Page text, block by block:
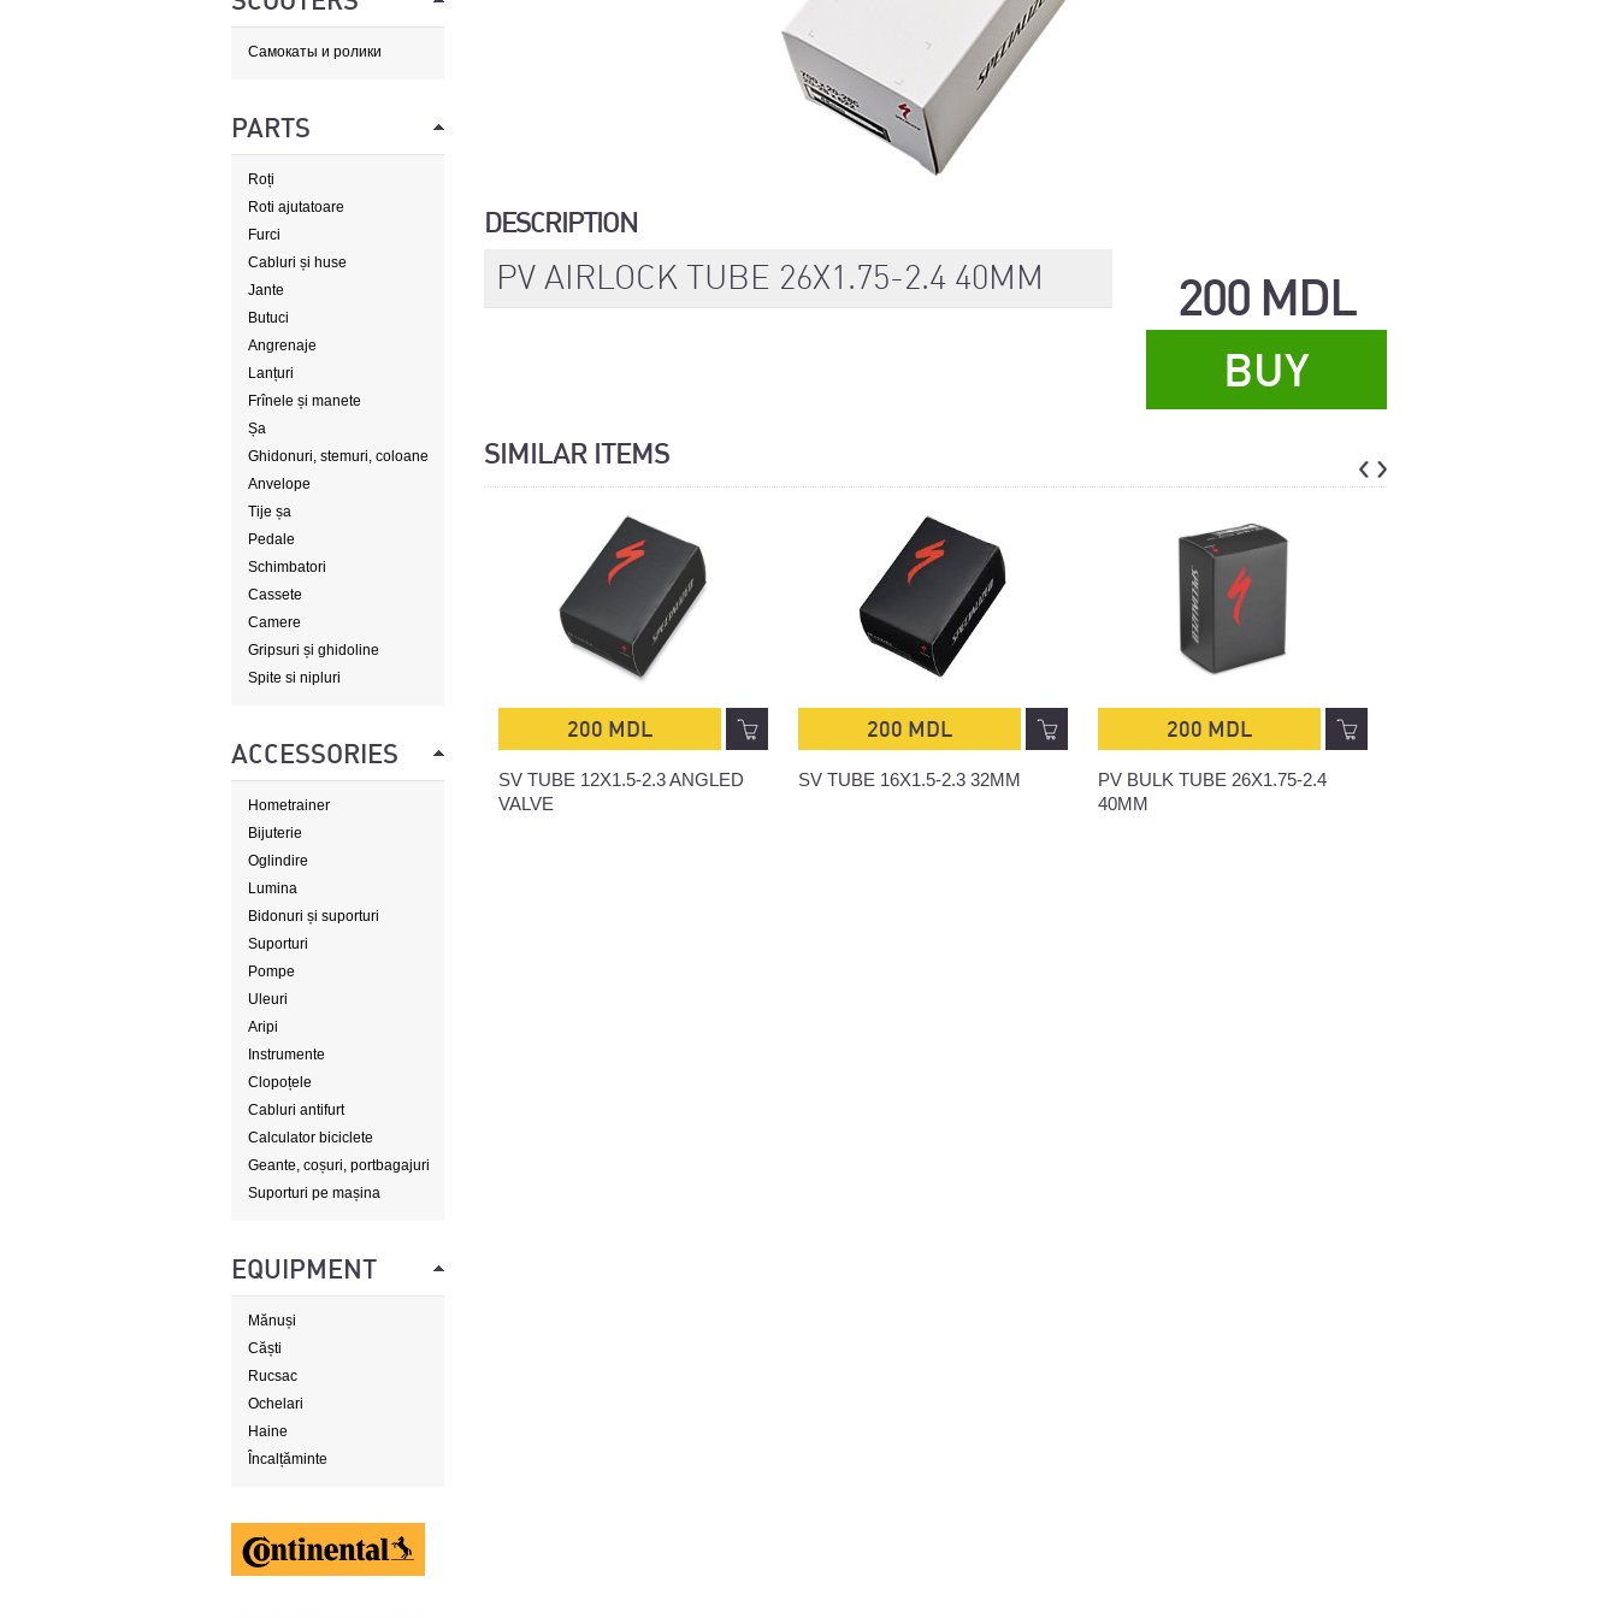
Самокаты и ролики
PARTS
Roți
Roti ajutatoare
Furci
Cabluri și huse
Jante
Butuci
Angrenaje
Lanțuri
Frînele și manete
Șa
Ghidonuri, stemuri, coloane
de direcție
Anvelope
Tije șa
Pedale
Schimbatori
Cassete
Camere
Gripsuri și ghidoline
Spite si nipluri
ACCESSORIES
Hometrainer
Bijuterie
Oglindire
Lumina
Bidonuri și suporturi
Suporturi
Pompe
Uleuri
Aripi
Instrumente
Clopoțele
Cabluri antifurt
Calculator biciclete
Geante, coșuri, portbagajuri
Suporturi pe mașina
EQUIPMENT
Mănuși
Căști
Rucsac
Ochelari
Haine
Încalțăminte
DESCRIPTION
PV AIRLOCK TUBE 26X1.75-2.4 40MM 200 MDL
BUY
SIMILAR ITEMS
200 MDL
SV TUBE 12X1.5-2.3 ANGLED
VALVE
200 MDL
SV TUBE 16X1.5-2.3 32MM
200 MDL
PV BULK TUBE 26X1.75-2.4
40MM